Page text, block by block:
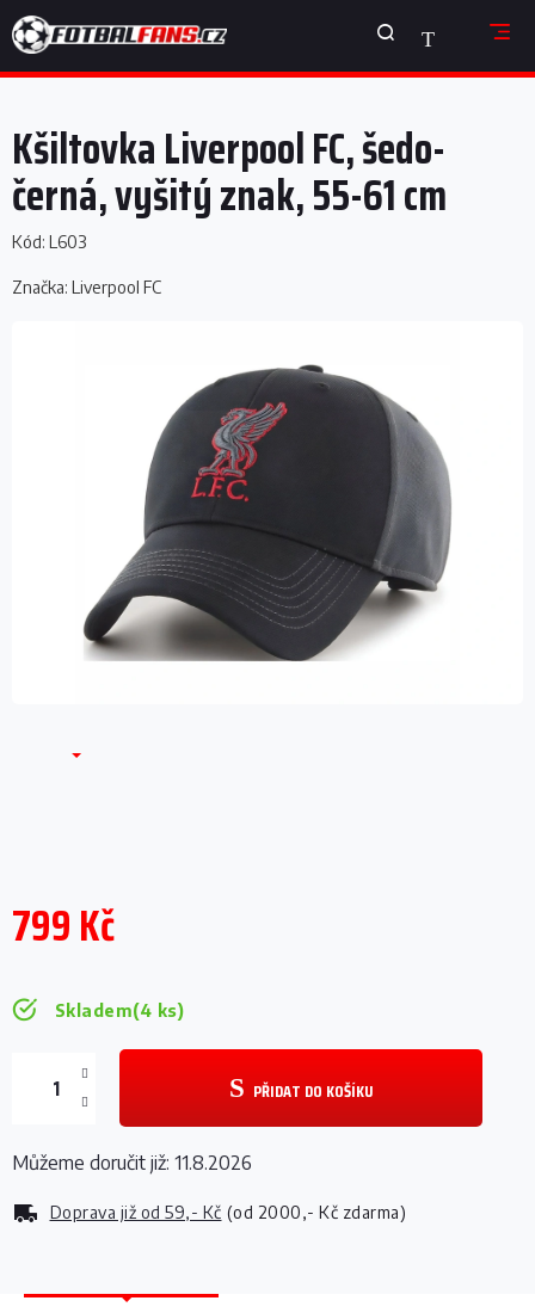
na
obsah
NÁKUPNÍ
KOŠÍK
Kšiltovka Liverpool FC, šedo-
černá, vyšitý znak, 55-61 cm
Kód: L603
Značka: Liverpool FC
799 Kč
Skladem(4 ks)
Doprava již od 59,- Kč (od 2000,- Kč zdarma)
PŘIDAT DO KOŠÍKU
Můžeme doručit již: 11.8.2026